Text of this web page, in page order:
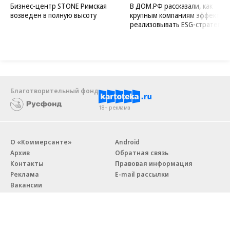
Бизнес-центр STONE Римская
возведен в полную высоту
В ДОМ.РФ рассказали, как
крупным компаниям
реализовывать ESG-стратегию
Благотворительный фонд
18+ реклама
О «Коммерсанте»
Архив
Контакты
Реклама
Вакансии
Android
Обратная связь
Правовая информация
E-mail рассылки